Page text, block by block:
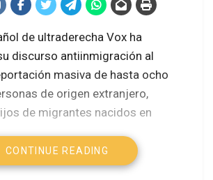
de ultraderecha Vox ha
discurso antiinmigración al
masiva de hasta ocho
de origen extranjero,
de migrantes nacidos en
de Vox contra Latinoamérica
CONTINUE READING